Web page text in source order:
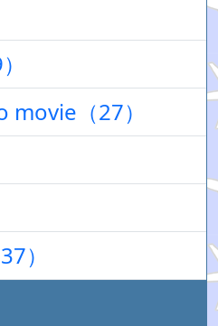
movie（27）
）